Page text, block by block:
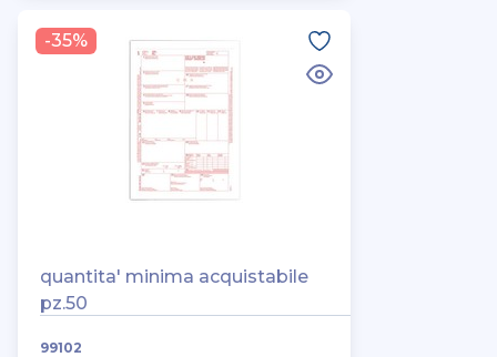
quantita' minima acquistabile
pz.50
99102
-35%